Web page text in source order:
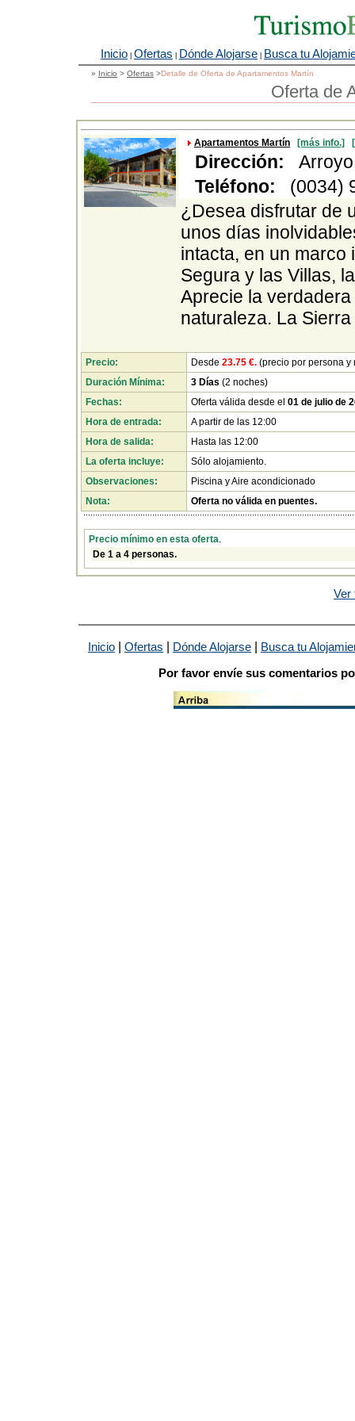
Inicio | Ofertas | Dónde Alojarse | Busca tu
» Inicio > Ofertas >Detalle de Oferta de Apartamentos Martín
Oferta de
Apartamentos Martín [más info.]
Dirección: Arroyo
Teléfono: (0034)
¿Desea disfrutar de
unos días
intacta, en un marco
Segura y las Villas,
Aprecie la
naturaleza. La
Precio: Desde 23.75 €. (precio por persona
Duración Mínima:
3 Días (2 noches)
Fechas:
Oferta válida desde el 01 de julio de
Hora de entrada:
A partir de las 12:00
Hora de salida:
Hasta las 12:00
La oferta incluye:
Sólo alojamiento.
Observaciones:
Piscina y Aire acondicionado
Nota:
Oferta no válida en puentes.
Precio mínimo en esta oferta.
De 1 a 4 personas.
Ver
Inicio Ofertas Dónde Alojarse Busca tu
Por favor envíe sus comentarios